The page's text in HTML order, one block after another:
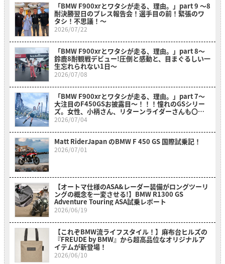
「BMW F900xrとワタシが走る、理由。」part 9 〜8
耐決勝翌日のプレス報告会！選手目の前！緊張のワ
タシ！不思議！〜
2026/07/22
「BMW F900xrとワタシが走る、理由。」part 8〜
鈴鹿8耐観戦デビュー!圧倒と感動と、目まぐるしい一
生忘れられない1日〜
2026/07/08
「BMW F900xrとワタシが走る、理由。」part 7～
大注目のF450GSお披露目～！！！憧れのGSシリー
ズ。女性、小柄さん、リターンライダーさんも〇〇
のおかげでスイスイ乗れそうだ？！～
2026/07/04
Matt RiderJapan のBMW F 450 GS 国際試乗記！
2026/07/01
【オートマ仕様のASA&レーダー装備がロングツーリ
ングの概念を一変させる!】BMW R1300 GS
Adventure Touring ASA試乗レポート
2026/06/19
【これぞBMW流ライフスタイル！】麻布台ヒルズの
『FREUDE by BMW』から超高品位なオリジナルア
イテムが新登場！
2026/06/10